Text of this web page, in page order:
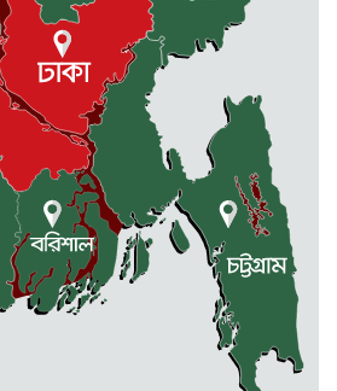
মোহনগঞ্জে কর্মস্থলেই অসুস্থ- রক্তবমির পর
প্রাণ গেল স্বাস্থ্য কর্মকর্তার
কুড়িগ্রামে বন্যাদুর্গতদের জন্য বরাদ্দকৃত
৩০ মেট্রিক টন চাল,একমুঠোও জোটেনি
ক্ষতিগ্রস্ত মানুষের ভাগ্যে
জুলাই ব্যবসা ও হাদি ব্যবসা চালু রাখতে
হবে: মাহমুদা মিতু